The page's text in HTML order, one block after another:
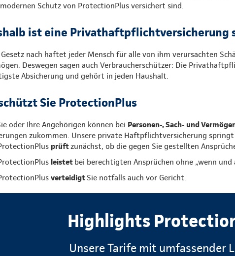
Schutz von ProtectionPlus versichert sind.
ist eine Privathaftpflichtversicherung
nach haftet jeder Mensch für alle von ihm verursachten
Deswegen sagen auch Verbraucherschützer: Die
Absicherung und gehört in jeden Haushalt.
Sie ProtectionPlus
oder Ihre Angehörigen können bei Personen-, Sach- und
zukommen. Unsere private Haftpflichtversicherung
prüftzunächst, ob die gegen Sie gestellten
leistet bei berechtigten Ansprüchen ohne „wenn und
verteidigt Sie notfalls auch vor Gericht.
Highlights
Unsere Tarife mit umfassender